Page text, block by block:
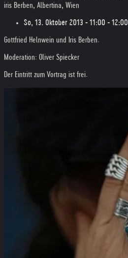
iris Berben, Albertina, Wien
So, 13. Oktober 2013 - 11:00 - 12:00
Gottfried Helnwein und Iris Berben.
Moderation: Oliver Spiecker
Der Eintritt zum Vortrag ist frei.